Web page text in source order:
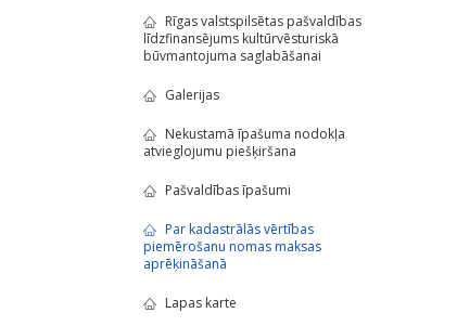
Rīgas valstspilsētas pašvaldības
līdzfinansējums kultūrvēsturiskā
būvmantojuma saglabāšanai
Galerijas
Nekustamā īpašuma nodokļa
atvieglojumu piešķiršana
Pašvaldības īpašumi
Par kadastrālās vērtības
piemērošanu nomas maksas
aprēķināšanā
Lapas karte